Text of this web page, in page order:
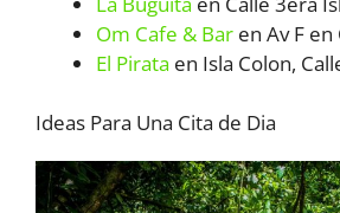
Om Cafe & Bar en Av F en
El Pirata en Isla Colon,
Ideas Para Una Cita de Dia